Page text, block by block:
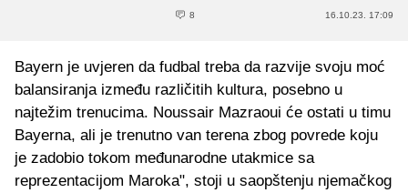
8 16.10.23. 17:09
Bayern je uvjeren da fudbal treba da razvije svoju moć
balansiranja između različitih kultura, posebno u
najtežim trenucima. Noussair Mazraoui će ostati u timu
Bayerna, ali je trenutno van terena zbog povrede koju
je zadobio tokom međunarodne utakmice sa
reprezentacijom Maroka", stoji u saopštenju njemačkog